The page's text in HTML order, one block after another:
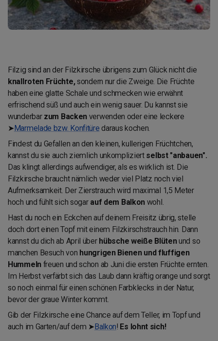
Filzig sind an der Filzkirsche übrigens zum Glück nicht die
knallroten Früchte,sondern nur die Zweige. Die Früchte
haben eine glatte Schale und schmecken wie erwähnt
erfrischend süß und auch ein wenig sauer. Du kannst sie
wunderbar zum Backen verwenden oder eine leckere
➤ Marmelade bzw. Konfitüre daraus kochen.
Findest du Gefallen an den kleinen, kullerigen Früchtchen,
kannst du sie auch ziemlich unkompliziertselbst "anbauen".
Das klingt allerdings aufwendiger, als es wirklich ist. Die
Filzkirsche braucht nämlich weder viel Platz noch viel
Aufmerksamkeit. Der Zierstrauch wird maximal 1,5 Meter
hoch und fühlt sich sogar auf dem Balkon wohl.
Hast du noch ein Eckchen auf deinem Freisitz übrig, stelle
doch dort einen Topf mit einem Filzkirschstrauch hin. Dann
kannst du dich ab April über hübsche weiße Blütenund so
manchen Besuch von hungrigen Bienen und fluffigen
Hummelnfreuen und schon ab Juni die ersten Früchte ernten.
Im Herbst verfärbt sich das Laub dann kräftig orange und sorgt
so noch einmal für einen schönen Farbklecks in der Natur,
bevor der graue Winter kommt.
Gib der Filzkirsche eine Chance auf dem Teller, im Topf und
auch im Garten/auf dem ➤ Balkon! Es lohnt sich!